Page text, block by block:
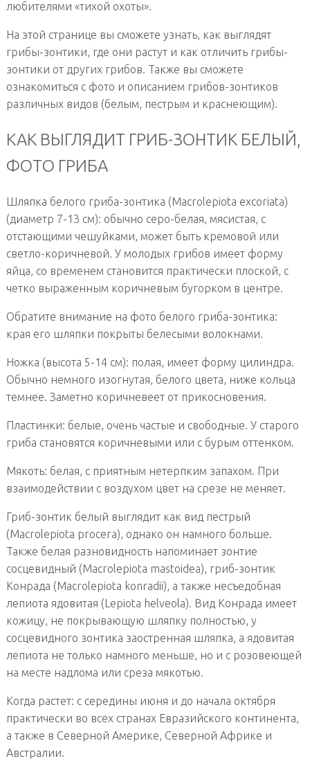
любителями «тихой охоты».
На этой странице вы сможете узнать, как выглядят
грибы-зонтики, где они растут и как отличить грибы-
зонтики от других грибов. Также вы сможете
ознакомиться с фото и описанием грибов-зонтиков
различных видов (белым, пестрым и краснеющим).
КАК ВЫГЛЯДИТ ГРИБ-ЗОНТИК БЕЛЫЙ,
ФОТО ГРИБА
Шляпка белого гриба-зонтика (Macrolepiota excoriata)
(диаметр 7-13 см): обычно серо-белая, мясистая, с
отстающими чешуйками, может быть кремовой или
светло-коричневой. У молодых грибов имеет форму
яйца, со временем становится практически плоской, с
четко выраженным коричневым бугорком в центре.
Обратите внимание на фото белого гриба-зонтика:
края его шляпки покрыты белесыми волокнами.
Ножка (высота 5-14 см): полая, имеет форму цилиндра.
Обычно немного изогнутая, белого цвета, ниже кольца
темнее. Заметно коричневеет от прикосновения.
Пластинки: белые, очень частые и свободные. У старого
гриба становятся коричневыми или с бурым оттенком.
Мякоть: белая, с приятным нетерпким запахом. При
взаимодействии с воздухом цвет на срезе не меняет.
Гриб-зонтик белый выглядит как вид пестрый
(Macrolepiota procera), однако он намного больше.
Также белая разновидность напоминает зонтие
сосцевидный (Macrolepiota mastoidea), гриб-зонтик
Конрада (Macrolepiota konradii), а также несъедобная
лепиота ядовитая (Lepiota helveola). Вид Конрада имеет
кожицу, не покрывающую шляпку полностью, у
сосцевидного зонтика заостренная шляпка, а ядовитая
лепиота не только намного меньше, но и с розовеющей
на месте надлома или среза мякотью.
Когда растет: с середины июня и до начала октября
практически во всех странах Евразийского континента,
а также в Северной Америке, Северной Африке и
Австралии.